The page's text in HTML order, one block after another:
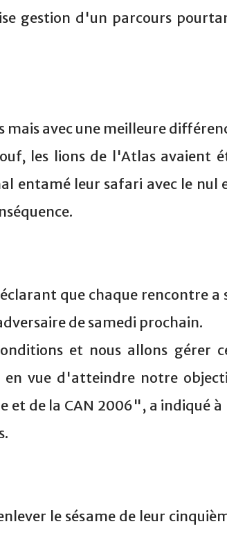
gestion d'un parcours
mais avec une meilleure
les lions de l'Atlas avaient
entamé leur safari avec le nul
que chaque rencontre a
de samedi prochain.
et nous allons gérer
en vue d'atteindre notre
de la CAN 2006", a indiqué à
le sésame de leur